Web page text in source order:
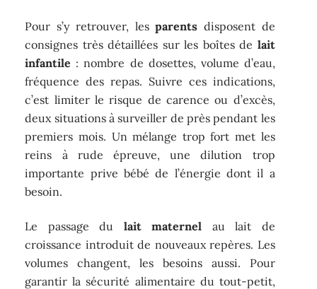
Pour s’y retrouver, lesparents disposent de
consignes très détaillées sur les boîtes de lait
infantile : nombre de dosettes, volume d’eau,
fréquence des repas. Suivre ces indications,
c’est limiter le risque de carence ou d’excès,
deux situations à surveiller de près pendant les
premiers mois. Un mélange trop fort met les
reins à rude épreuve, une dilution trop
importante prive bébé de l’énergie dont il a
besoin.
Le passage du lait maternel au lait de
croissance introduit de nouveaux repères. Les
volumes changent, les besoins aussi. Pour
garantir la sécurité alimentaire du tout-petit,